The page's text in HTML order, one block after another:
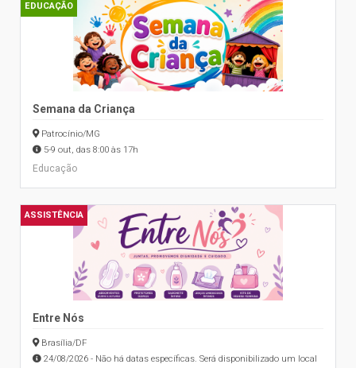
EDUCAÇÃO
Semana da Criança
Patrocínio/MG
5-9 out, das 8:00 às 17h
Educação
ASSISTÊNCIA
Entre Nós
Brasília/DF
24/08/2026 - Não há datas específicas. Será disponibilizado um local